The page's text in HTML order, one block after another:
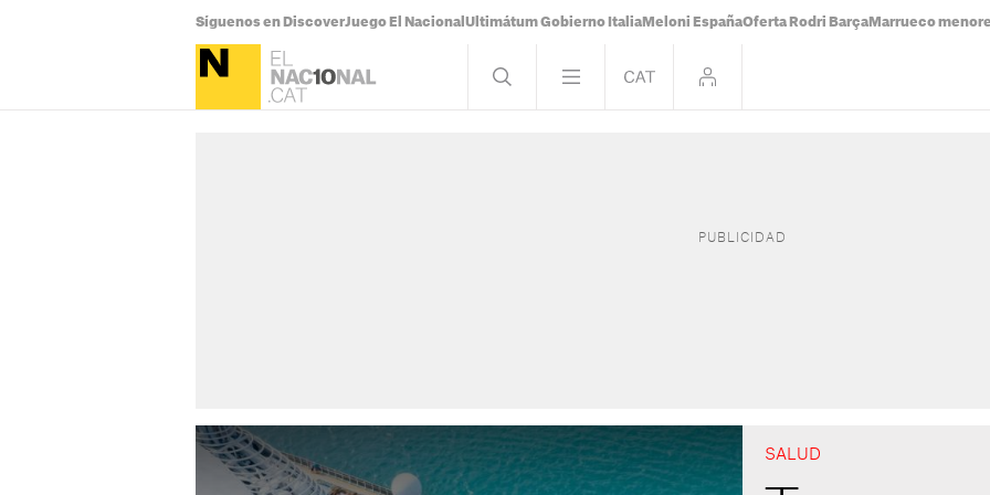
Síguenos en DiscoverJuego El Nacional Ultimátum Gobierno Italia Meloni EspañaOferta Rodri Barça Marrueco
SALUD